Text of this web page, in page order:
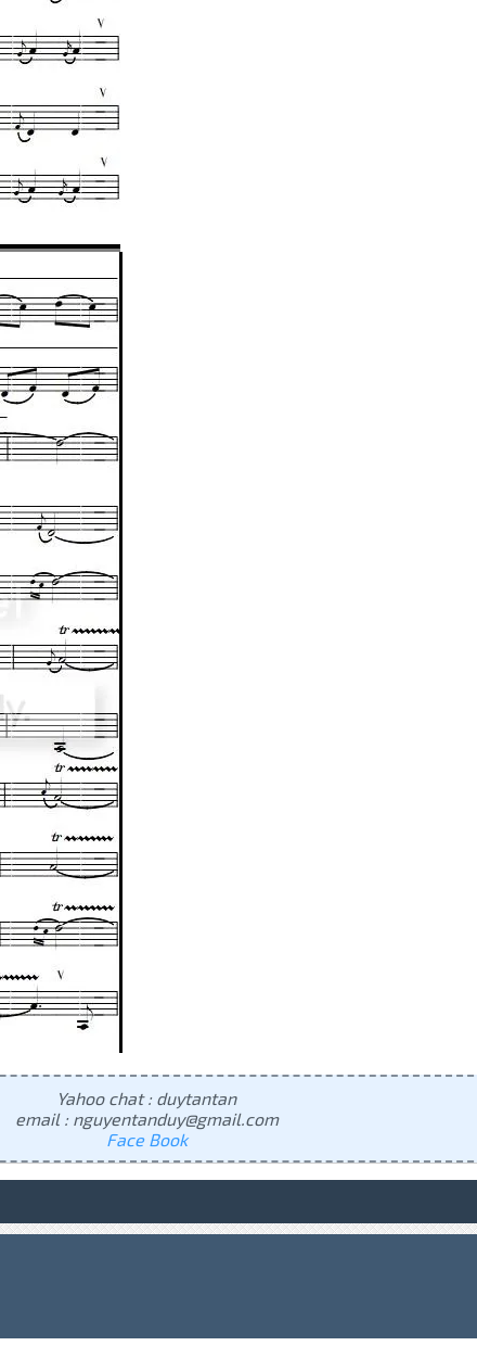
Yahoo chat : duytantan
email : nguyentanduy@gmail.com
Face Book